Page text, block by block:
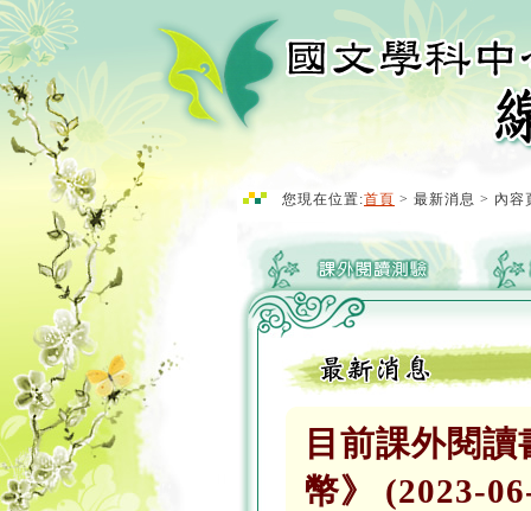
您現在位置:首頁 > 最新消息 > 內容
目前課外閱
幣》 (2023-